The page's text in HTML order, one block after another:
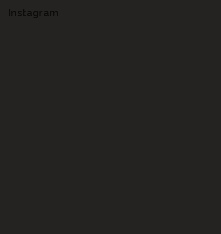
Instagram